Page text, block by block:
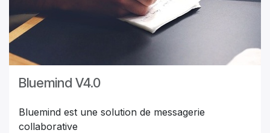
Bluemind V4.0
Bluemind est une solution de messagerie
collaborative